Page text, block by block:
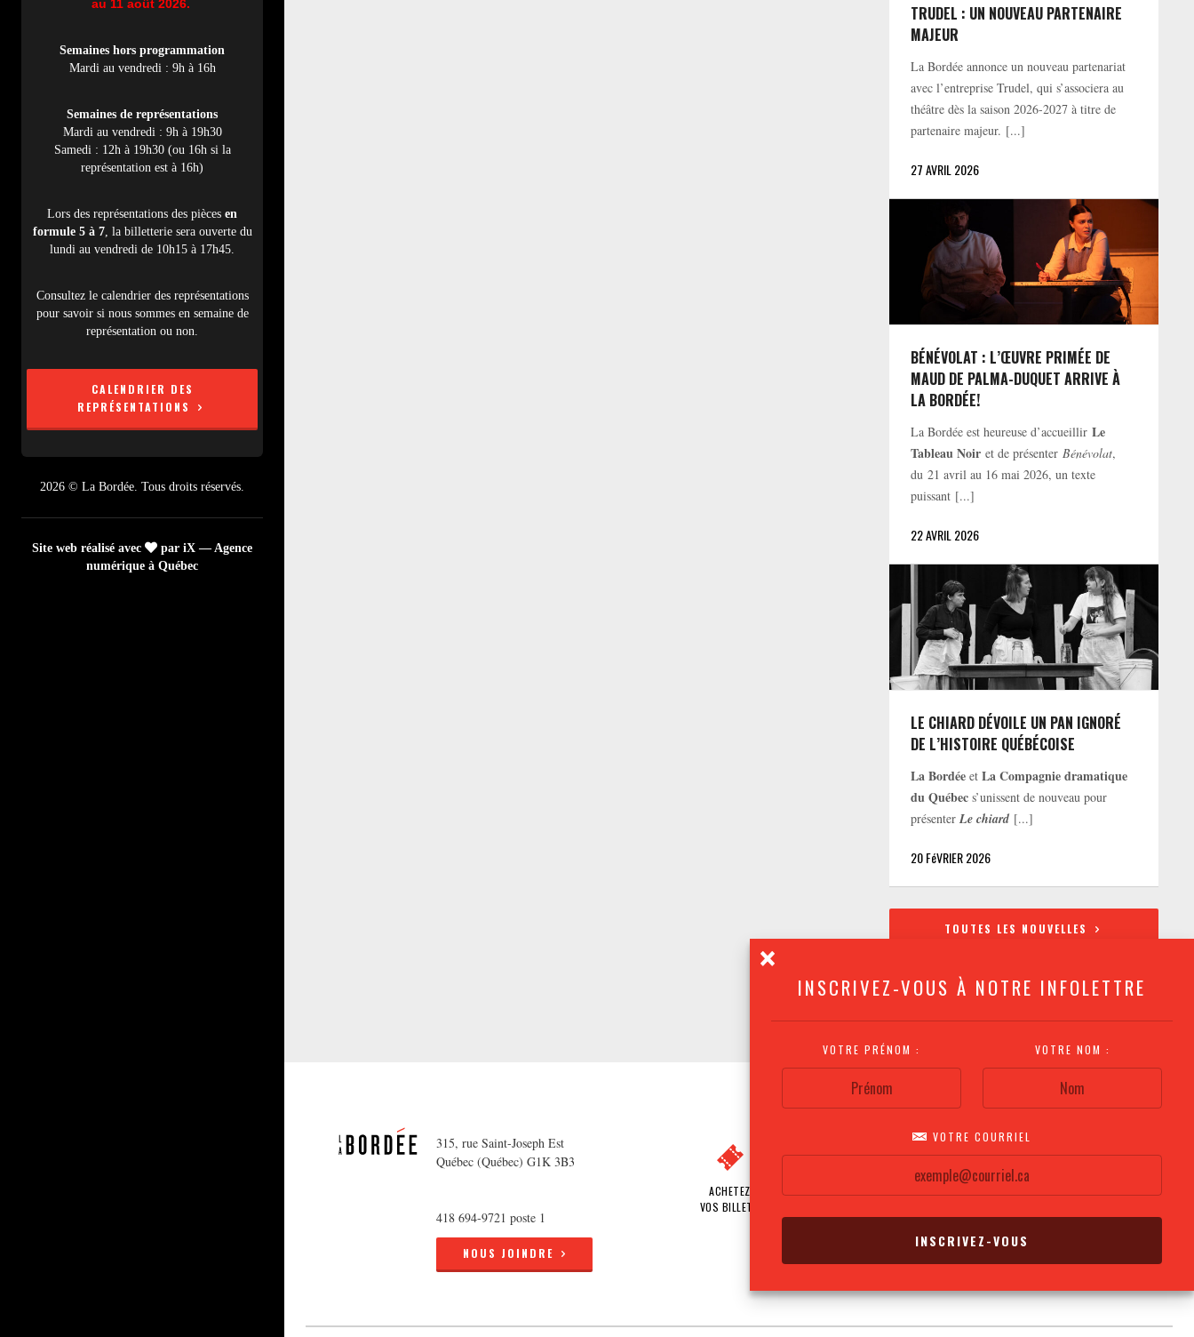
INSCRIVEZ-VOUS À NOTRE INFOLETTRE
VOTRE PRÉNOM : VOTRE NOM :
VOTRE COURRIEL
au 11 août 2026.
Semaines hors programmation
Mardi au vendredi : 9h à 16h
Semaines de représentations
Mardi au vendredi : 9h à 19h30
Samedi : 12h à 19h30 (ou 16h si la
représentation est à 16h)
Lors des représentations des pièces en
formule 5 à 7, la billetterie sera ouverte du
lundi au vendredi de 10h15 à 17h45.
Consultez le calendrier des représentations
pour savoir si nous sommes en semaine de
représentation ou non.
CALENDRIER DES
REPRÉSENTATIONS
2026 © La Bordée. Tous droits réservés.
Site web réalisé avec
par iX — Agence
numérique à Québec
TRUDEL : UN NOUVEAU PARTENAIRE
MAJEUR
La Bordée annonce un nouveau partenariat
avec l’entreprise Trudel, qui s’associera au
théâtre dès la saison 2026-2027 à titre de
partenaire majeur. [...]
27 AVRIL 2026
BÉNÉVOLAT : L’ŒUVRE PRIMÉE DE
MAUD DE PALMA-DUQUET ARRIVE À
LA BORDÉE!
La Bordée est heureuse d’accueillirLe
Tableau Noir et de présenterBénévolat,
du 21 avril au 16 mai 2026, un texte
puissant [...]
22 AVRIL 2026
LE CHIARD DÉVOILE UN PAN IGNORÉ
DE L’HISTOIRE QUÉBÉCOISE
La Bordée etLa Compagnie dramatique
du Québec s’unissent de nouveau pour
présenterLe chiard [...]
20 FéVRIER 2026
TOUTES LES NOUVELLES
315, rue Saint-Joseph Est
Québec (Québec) G1K 3B3
418 694-9721 poste 1
NOUS JOINDRE
ACHETEZ
VOS BILLETS